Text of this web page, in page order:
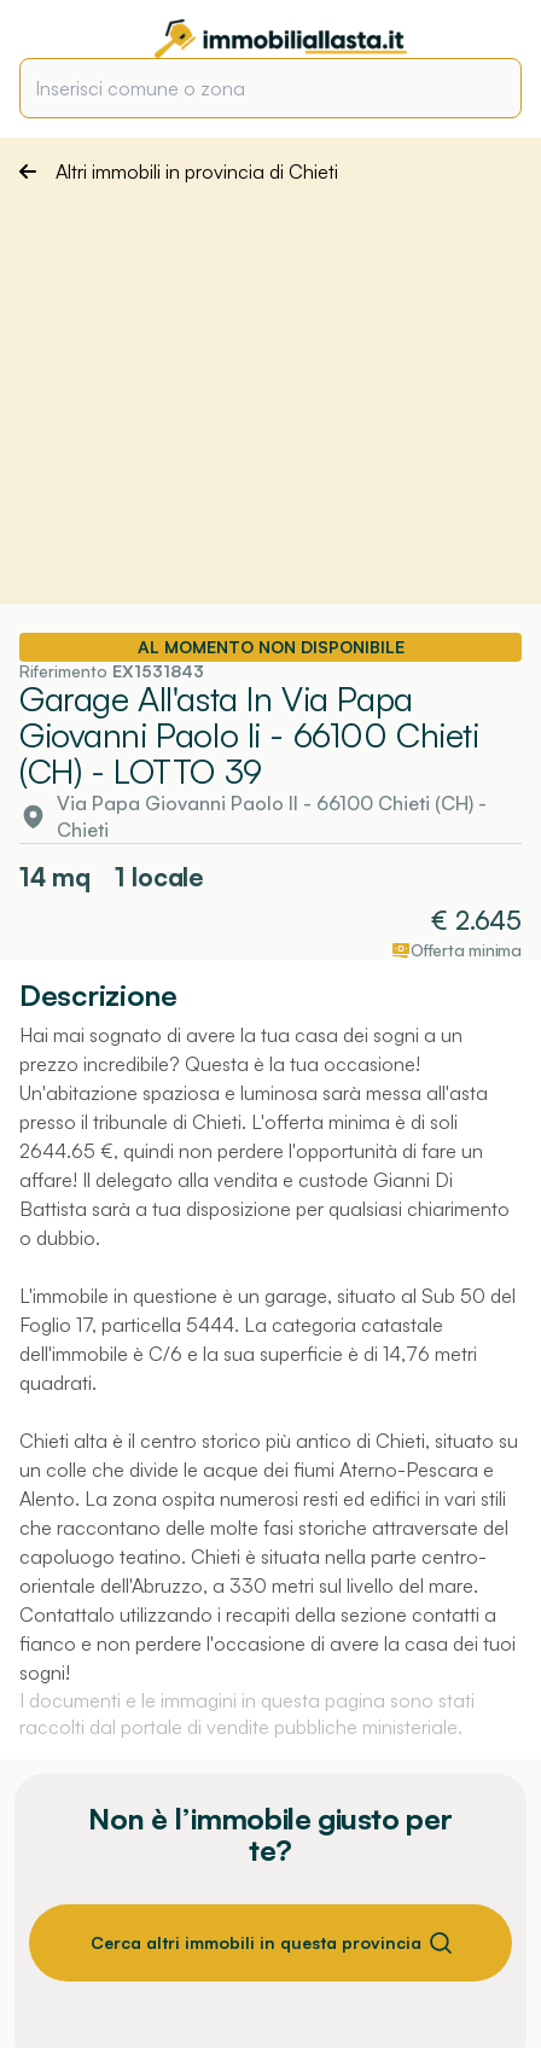
Altri immobili in provincia di Chieti
AL MOMENTO NON DISPONIBILE
Riferimento EX1531843
Garage All'asta In Via Papa
Giovanni Paolo Ii - 66100 Chieti
(CH) - LOTTO 39
Via Papa Giovanni Paolo II - 66100 Chieti (CH)-
Chieti
14mq
1 locale
€ 2.645
Offerta minima
Descrizione
Hai mai sognato di avere la tua casa dei sogni a un
prezzo incredibile? Questa è la tua occasione!
Un'abitazione spaziosa e luminosa sarà messa all'asta
presso il tribunale di Chieti. L'offerta minima è di soli
2644.65 €, quindi non perdere l'opportunità di fare un
affare! Il delegato alla vendita e custode Gianni Di
Battista sarà a tua disposizione per qualsiasi chiarimento
o dubbio.
L'immobile in questione è un garage, situato al Sub 50 del
Foglio 17, particella 5444. La categoria catastale
dell'immobile è C/6 e la sua superficie è di 14,76 metri
quadrati.
Chieti alta è il centro storico più antico di Chieti, situato su
un colle che divide le acque dei fiumi Aterno-Pescara e
Alento. La zona ospita numerosi resti ed edifici in vari stili
che raccontano delle molte fasi storiche attraversate del
capoluogo teatino. Chieti è situata nella parte centro-
orientale dell'Abruzzo, a 330 metri sul livello del mare.
Contattalo utilizzando i recapiti della sezione contatti a
fianco e non perdere l'occasione di avere la casa dei tuoi
sogni!
I documenti e le immagini in questa pagina sono stati
raccolti dal portale di vendite pubbliche ministeriale.
Non è l’immobile giusto per
te?
Cerca altri immobili in questa provincia